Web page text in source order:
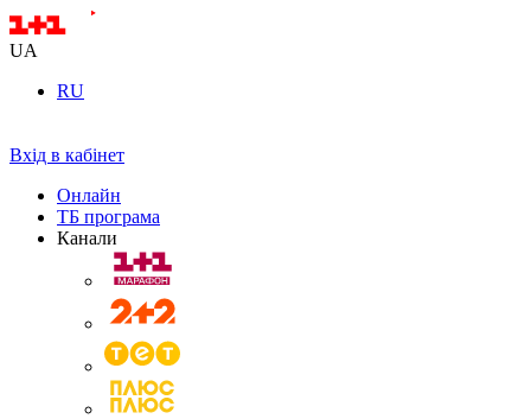
UA
RU
Вхід в кабінет
Онлайн
ТБ програма
Канали